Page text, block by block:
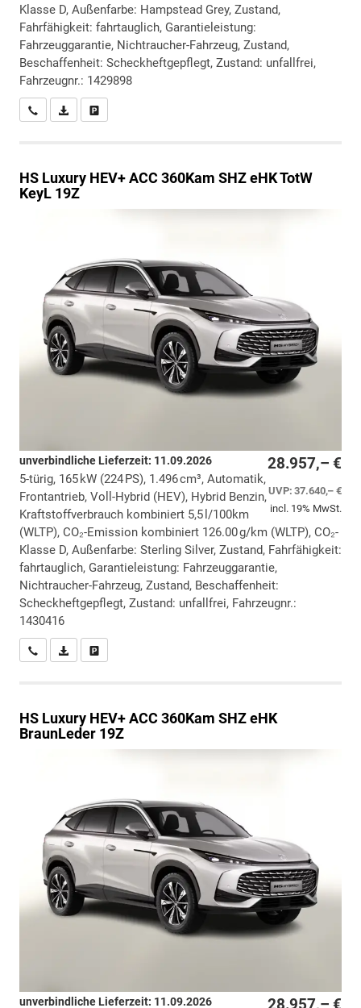
Klasse D, Außenfarbe: Hampstead Grey, Zustand,
Fahrfähigkeit: fahrtauglich, Garantieleistung:
Fahrzeuggarantie, Nichtraucher-Fahrzeug, Zustand,
Beschaffenheit: Scheckheftgepflegt, Zustand: unfallfrei,
Fahrzeugnr.: 1429898
Wir rufen Sie anPDF-Datei, Fahrzeugexposé drucken
HS Luxury HEV+ ACC 360Kam SHZ eHK TotW
KeyL 19Z
28.957,– €
UVP:37.640,– €
incl. 19% MwSt.
unverbindliche Lieferzeit: 11.09.2026
5-türig, 165 kW (224 PS), 1.496 cm³, Automatik,
Frontantrieb, Voll-Hybrid (HEV), Hybrid Benzin,
Kraftstoffverbrauch kombiniert 5,5 l/100km
(WLTP), CO₂-Emission kombiniert 126.00 g/km (WLTP), CO₂-
Klasse D, Außenfarbe: Sterling Silver, Zustand, Fahrfähigkeit:
fahrtauglich, Garantieleistung: Fahrzeuggarantie,
Nichtraucher-Fahrzeug, Zustand, Beschaffenheit:
Scheckheftgepflegt, Zustand: unfallfrei, Fahrzeugnr.:
1430416
Wir rufen Sie anPDF-Datei, Fahrzeugexposé drucken
HS Luxury HEV+ ACC 360Kam SHZ eHK
BraunLeder 19Z
unverbindliche Lieferzeit: 11.09.2026